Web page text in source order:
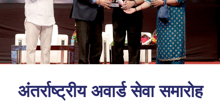
अंतर्राष्ट्रीय अवार्ड सेवा समारोह